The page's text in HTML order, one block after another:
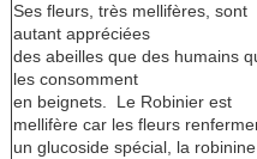
Ses fleurs, très mellifères, sont
autant appréciées
des abeilles que des humains
les consomment
en beignets. Le Robinier est
mellifère car les fleurs
un glucoside spécial, la